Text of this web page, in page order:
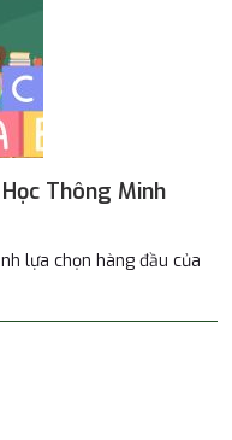
Thông Minh
lựa chọn hàng đầu của